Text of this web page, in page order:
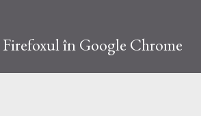
în Google Chrome